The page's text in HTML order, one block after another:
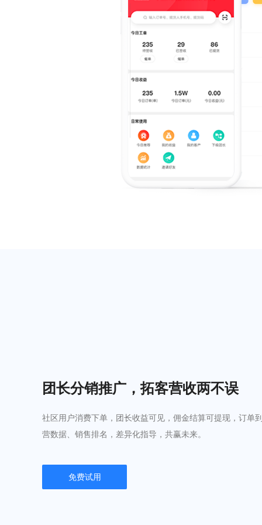
团长分销推广，拓客营收两不误
社区用户消费下单，团长收益可见，佣金结算可提现，订单
营数据、销售排名，差异化指导，共赢未来。
免费试用